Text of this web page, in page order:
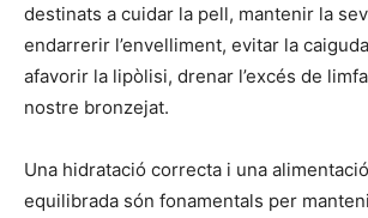
destinats a cuidar la pell, mantenir la
endarrerir l’envelliment, evitar la
afavorir la lipòlisi, drenar l’excés de
nostre bronzejat.
Una hidratació correcta i una
equilibrada són fonamentals per